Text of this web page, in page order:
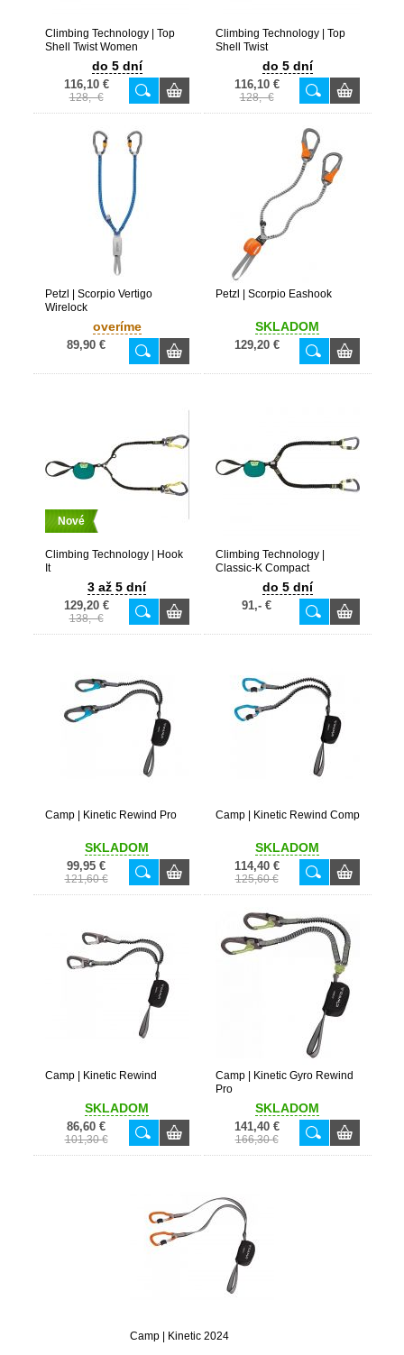
Climbing Technology | Top
Shell Twist Women
do 5 dní
116,10 €
128,- €
Climbing Technology | Top
Shell Twist
do 5 dní
116,10 €
128,- €
Petzl | Scorpio Vertigo
Wirelock
overíme
89,90 €
Petzl | Scorpio Eashook
SKLADOM
129,20 €
Nové
Climbing Technology | Hook
It
3 až 5 dní
129,20 €
138,- €
Climbing Technology |
Classic-K Compact
do 5 dní
91,- €
Camp | Kinetic Rewind Pro
SKLADOM
99,95 €
121,60 €
Camp | Kinetic Rewind Comp
SKLADOM
114,40 €
125,60 €
Camp | Kinetic Rewind
SKLADOM
86,60 €
101,30 €
Camp | Kinetic Gyro Rewind
Pro
SKLADOM
141,40 €
166,30 €
Camp | Kinetic 2024